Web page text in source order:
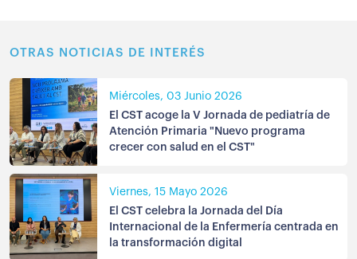
OTRAS NOTICIAS DE INTERÉS
Miércoles, 03 Junio 2026
El CST acoge la V Jornada de pediatría de
Atención Primaria "Nuevo programa
crecer con salud en el CST"
Viernes, 15 Mayo 2026
El CST celebra la Jornada del Día
Internacional de la Enfermería centrada en
la transformación digital